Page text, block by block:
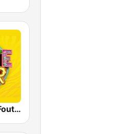
Qmusic Het Foute Uur